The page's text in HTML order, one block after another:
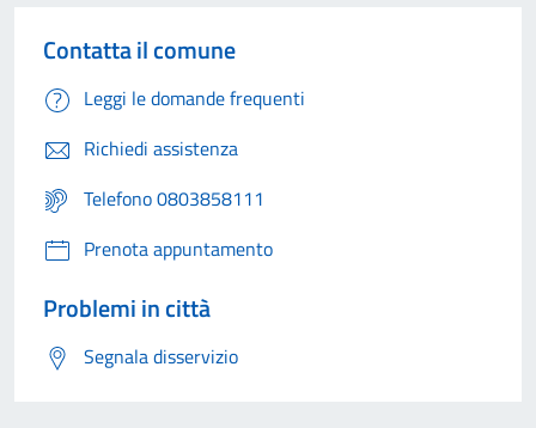
Contatta il comune
Leggi le domande frequenti
Richiedi assistenza
Telefono 0803858111
Prenota appuntamento
Problemi in città
Segnala disservizio